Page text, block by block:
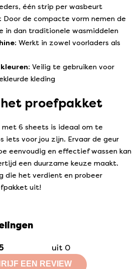
één strip per wasbeurt
Door de compacte vorm nemen de
in dan traditionele wasmiddelen
Werkt in zowel voorladers als
Veilig te gebruiken voor
kleding
het proefpakket
6 sheets is ideaal om te
iets voor jou zijn. Ervaar de geur
eenvoudig en effectief wassen kan
een duurzame keuze maakt.
die het verdient en probeer
uit!
uit 0
EEN REVIEW